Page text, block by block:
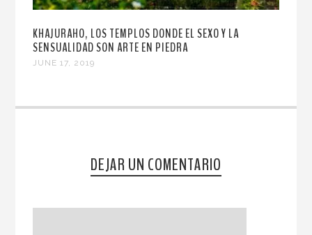
KHAJURAHO, LOS TEMPLOS DONDE EL SEXO Y LA
SENSUALIDAD SON ARTE EN PIEDRA
JUNE 17, 2019
DEJAR UN COMENTARIO